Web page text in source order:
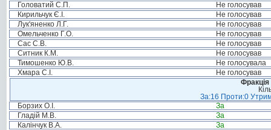
Головатий С.П.
Не голосував
Кирильчук Є.І.
Не голосував
Лук'яненко Л.Г.
Не голосував
Омельченко Г.О.
Не голосував
Сас С.В.
Не голосував
Ситник К.М.
Не голосував
Тимошенко Ю.В.
Не голосувала
Хмара С.І.
Не голосував
Фракція
За:16 Проти:0
Борзих О.І.
За
Гладій М.В.
За
Калінчук В.А.
За